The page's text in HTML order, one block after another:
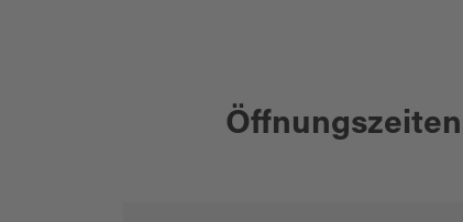
Öffnungszeiten